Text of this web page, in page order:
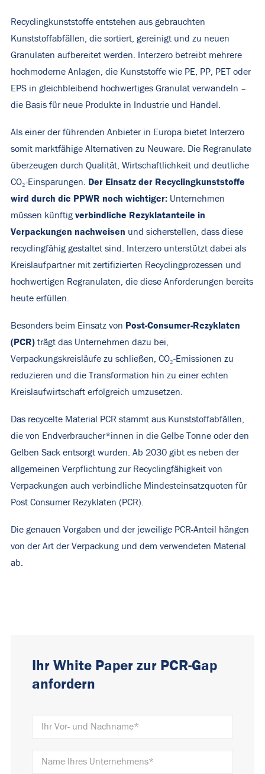
Recyclingkunststoffe entstehen aus gebrauchten
Kunststoffabfällen, die sortiert, gereinigt und zu neuen
Granulaten aufbereitet werden. Interzero betreibt mehrere
hochmoderne Anlagen, die Kunststoffe wie PE, PP, PET oder
EPS in gleichbleibend hochwertiges Granulat verwandeln –
die Basis für neue Produkte in Industrie und Handel.
Als einer der führenden Anbieter in Europa bietet Interzero
somit marktfähige Alternativen zu Neuware. Die Regranulate
überzeugen durch Qualität, Wirtschaftlichkeit und deutliche
CO₂-Einsparungen. Der Einsatz der Recyclingkunststoffe
wird durch die PPWR noch wichtiger: Unternehmen
müssen künftig verbindliche Rezyklatanteile in
Verpackungen nachweisen und sicherstellen, dass diese
recyclingfähig gestaltet sind. Interzero unterstützt dabei als
Kreislaufpartner mit zertifizierten Recyclingprozessen und
hochwertigen Regranulaten, die diese Anforderungen bereits
heute erfüllen.
Besonders beim Einsatz von Post-Consumer-Rezyklaten
(PCR) trägt das Unternehmen dazu bei,
Verpackungskreisläufe zu schließen, CO₂-Emissionen zu
reduzieren und die Transformation hin zu einer echten
Kreislaufwirtschaft erfolgreich umzusetzen.
Das recycelte Material PCR stammt aus Kunststoffabfällen,
die von Endverbraucher*innen in die Gelbe Tonne oder den
Gelben Sack entsorgt wurden. Ab 2030 gibt es neben der
allgemeinen Verpflichtung zur Recyclingfähigkeit von
Verpackungen auch verbindliche Mindesteinsatzquoten für
Post Consumer Rezyklaten (PCR).
Die genauen Vorgaben und der jeweilige PCR-Anteil hängen
von der Art der Verpackung und dem verwendeten Material
ab.
Ihr White Paper zur PCR-Gap
anfordern